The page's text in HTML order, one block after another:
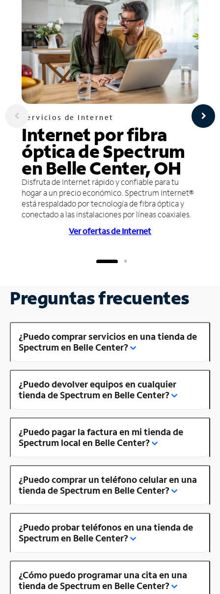
Servicios de Internet
Internet por fibra
óptica de Spectrum
en Belle Center, OH
Disfruta de Internet rápido y confiable para tu
hogar a un precio económico. Spectrum Internet®
está respaldado por tecnología de fibra óptica y
conectado a las instalaciones por líneas coaxiales.
Ver ofertas de Internet
Preguntas frecuentes
¿Puedo comprar servicios en una tienda de
Spectrum en Belle Center?
¿Puedo devolver equipos en cualquier
tienda de Spectrum en Belle Center?
¿Puedo pagar la factura en mi tienda de
Spectrum local en Belle Center?
¿Puedo comprar un teléfono celular en una
tienda de Spectrum en Belle Center?
¿Puedo probar teléfonos en una tienda de
Spectrum en Belle Center?
¿Cómo puedo programar una cita en una
tienda de Spectrum en Belle Center?